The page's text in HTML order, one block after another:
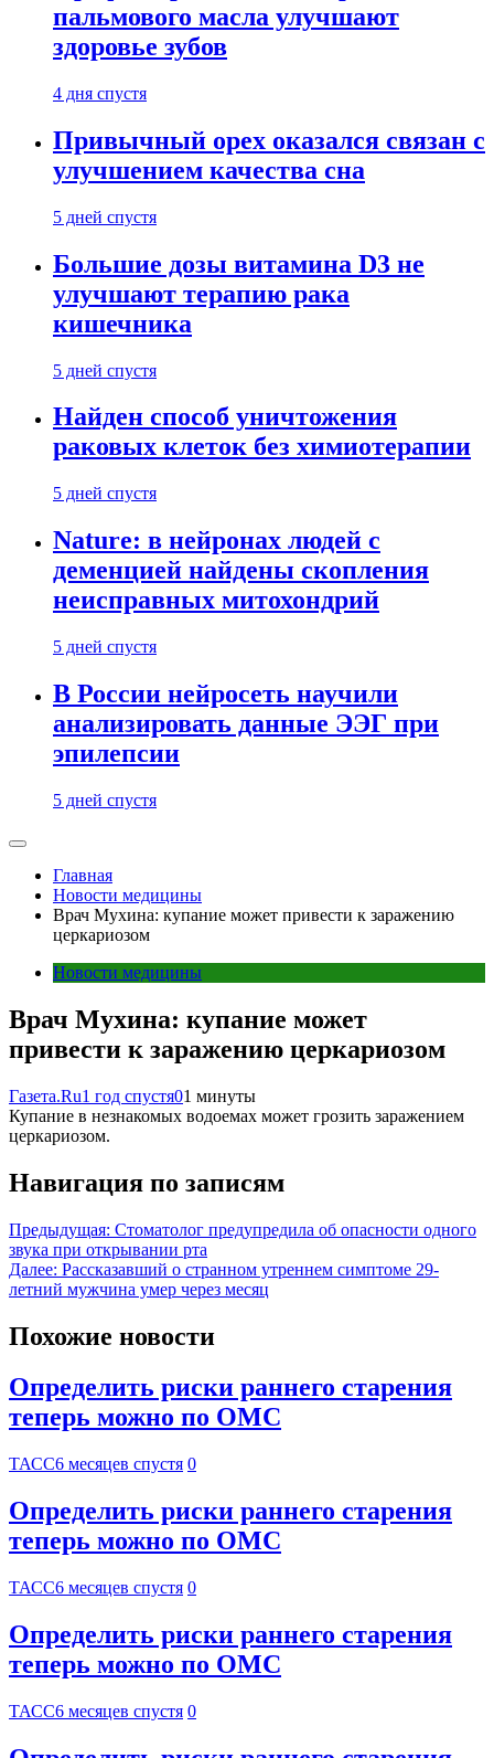
пальмового масла улучшают
здоровье зубов
4 дня спустя
Привычный орех оказался связан с
улучшением качества сна
5 дней спустя
Большие дозы витамина D3 не
улучшают терапию рака
кишечника
5 дней спустя
Найден способ уничтожения
раковых клеток без химиотерапии
5 дней спустя
Nature: в нейронах людей с
деменцией найдены скопления
неисправных митохондрий
5 дней спустя
В России нейросеть научили
анализировать данные ЭЭГ при
эпилепсии
5 дней спустя
Главная
Новости медицины
Врач Мухина: купание может привести к заражению
церкариозом
Новости медицины
Врач Мухина: купание может
привести к заражению церкариозом
Газета.Ru1 год спустя01 минуты
Купание в незнакомых водоемах может грозить заражением
церкариозом.
Навигация по записям
Предыдущая: Стоматолог предупредила об опасности одного
звука при открывании рта
Далее: Рассказавший о странном утреннем симптоме 29-
летний мужчина умер через месяц
Похожие новости
Определить риски раннего старения
теперь можно по ОМС
ТАСС6 месяцев спустя 0
Определить риски раннего старения
теперь можно по ОМС
ТАСС6 месяцев спустя 0
Определить риски раннего старения
теперь можно по ОМС
ТАСС6 месяцев спустя 0